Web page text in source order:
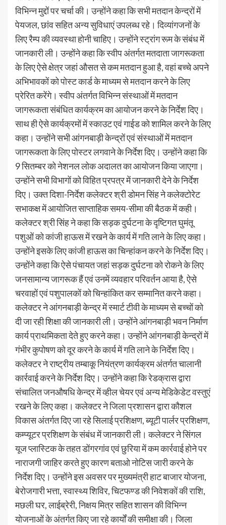
विभिन्न मुद्दों पर चर्चा की। उन्होंने कहा कि सभी मतदान केन्द्रों में
पेयजल, छांव सहित अन्य सुविधाएं उपलब्ध रहे। दिव्यांगजनों के
लिए रैम्प की व्यवस्था होनी चाहिए। उन्होंने स्ट्रांग रूम के संबंध में
जानकारी ली। उन्होंने कहा कि स्वीप अंतर्गत मतदाता जागरूकता
के लिए ऐसे क्षेत्र जहां औसत से कम मतदान हुआ है, वहां बच्चे अपने
अभिभावकों को पोस्ट कार्ड के माध्यम से मतदान करने के लिए
प्रेरित करेंगे। स्वीप अंतर्गत विभिन्न संस्थाओं में मतदान
जागरूकता संबंधित कार्यक्रम का आयोजन करने के निर्देश दिए।
साथ ही ऐसे कार्यक्रमों में स्काउट एवं गाईड को शामिल करने के लिए
कहा। उन्होंने सभी आंगनबाड़ी केन्द्रों एवं संस्थाओं में मतदान
जागरूकता के लिए पोस्टर लगवाने के निर्देश दिए। उन्होंने कहा कि
9 सितम्बर को नेशनल लोक अदालत का आयोजन किया जाएगा।
उन्होंने सभी विभागों को विहित प्रपत्र में जानकारी देने के निर्देश
दिए। उक्त दिशा-निर्देश कलेक्टर श्री डोमन सिंह ने कलेक्टोरेट
सभाकक्ष में आयोजित साप्ताहिक समय-सीमा की बैठक में कही।
कलेक्टर श्री सिंह ने कहा कि सड़क दुर्घटना के दृष्टिगत घुमंतू
पशुओं को कांजी हाऊस में रखने के कार्य में गति लाने के लिए कहा।
उन्होंने इसके लिए कांजी हाऊस का चिन्हांकन करने के निर्देश दिए।
उन्होंने कहा कि ऐसे पंचायत जहां सड़क दुर्घटना को रोकने के लिए
जनसामान्य जागरूक हैं एवं उनमें व्यवहार परिवर्तन आया है, ऐसे
चरवाहों एवं पशुपालकों को चिन्हांकित कर सम्मानित करने कहा।
कलेक्टर ने आंगनबाड़ी केन्द्र में स्मार्ट टीवी के माध्यम से बच्चों को
दी जा रही शिक्षा की जानकारी ली। उन्होंने आंगनबाड़ी भवन निर्माण
कार्य प्राथमिकता देते हुए करने कहा। उन्होंने आंगनबाड़ी केन्द्रों में
गंभीर कुपोषण को दूर करने के कार्य में गति लाने के निर्देश दिए।
कलेक्टर ने राष्ट्रीय तम्बाकू नियंत्रण कार्यक्रम अंतर्गत चालानी
कार्रवाई करने के निर्देश दिए। उन्होंने कहा कि रेडक्रास द्वारा
संचालित जनऔषधि केन्द्र में व्हील चेयर एवं अन्य मेडिकेडेट वस्तुएं
रखने के लिए कहा। कलेक्टर ने जिला प्रशासन द्वारा कौशल
विकास अंतर्गत दिए जा रहे सिलाई प्रशिक्षण, ब्यूटी पार्लर प्रशिक्षण,
कम्प्यूटर प्रशिक्षण के संबंध में जानकारी ली। कलेक्टर ने सिंगल
यूज प्लास्टिक के तहत डोंगरगांव एवं छुरिया में कम कार्रवाई होने पर
नाराजगी जाहिर करते हुए कारण बताओ नोटिस जारी करने के
निर्देश दिए। उन्होंने इस अवसर पर मुख्यमंत्री हाट बाजार योजना,
बेरोजगारी भत्ता, स्वास्थ्य शिविर, चिटफण्ड की निवेशकों की राशि,
मछली घर, लाईब्रेरी, निक्षय मित्र सहित शासन की विभिन्न
योजनाओं के अंतर्गत किए जा रहे कार्यों की समीक्षा की। जिला